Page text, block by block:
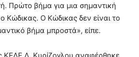
Πρώτο βήμα για μια σημαντική
Κώδικας. Ο Κώδικας δεν είναι το
βήμα μπροστά», είπε.